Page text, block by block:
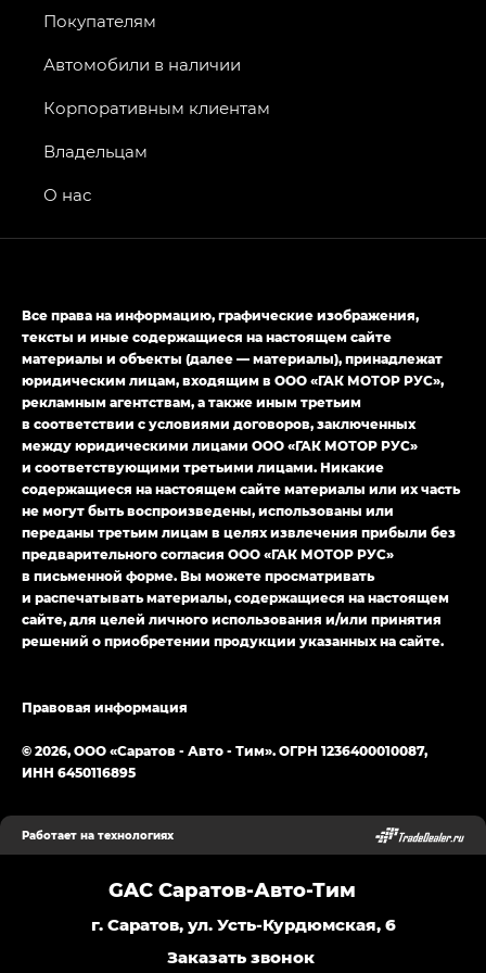
Джи Эс 8 ТРЭВЕЛЛЕР — GS8 TRAVELLER,
GT, Джи Эль — GL
GS4 — Джи Эс 4 (GS4) в комплектациях Джи Би
привод — GB AWD, Джи Эль Полный привод —
LOUNGE
Empow — Эмпау (Empow) в комплектации
Джи Эс — GS, Джи Эль с элементы экстерьера
в спортивном стиле — GL(S-Style)
GAC Саратов-Авто-Тим
г. Саратов, ул. Усть-Курдюмская, 6
Заказать звонок
Покупателям
Автомобили в наличии
Корпоративным клиентам
Владельцам
О нас
Все права на информацию, графические изображения,
тексты и иные содержащиеся на настоящем сайте
материалы и объекты (далее — материалы), принадлежат
юридическим лицам, входящим в ООО «ГАК МОТОР РУС»,
рекламным агентствам, а также иным третьим
в соответствии с условиями договоров, заключенных
между юридическими лицами ООО «ГАК МОТОР РУС»
и соответствующими третьими лицами. Никакие
содержащиеся на настоящем сайте материалы или их часть
не могут быть воспроизведены, использованы или
переданы третьим лицам в целях извлечения прибыли без
предварительного согласия ООО «ГАК МОТОР РУС»
в письменной форме. Вы можете просматривать
и распечатывать материалы, содержащиеся на настоящем
сайте, для целей личного использования и/или принятия
решений о приобретении продукции указанных на сайте.
© 2026, ООО «Саратов - Авто - Тим». ОГРН 1236400010087,
ИНН 6450116895
Правовая информация
Работает на технологиях